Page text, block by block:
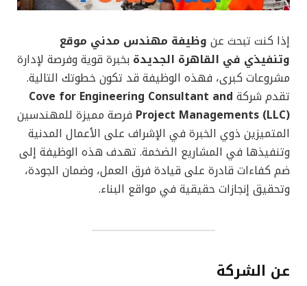
إذا كنت تبحث عن وظيفة مهندس مدني موقع
وتنفيذي في القاهرة الجديدة بخبرة قوية وفرصة لإدارة
مشروعات كبرى، فهذه الوظيفة قد تكون خطوتك التالية.
تقدم شركة Cove for Engineering Consultant and
Project Managements (LLC) فرصة مميزة للمهندسين
المتميزين ذوي الخبرة في الإشراف على الأعمال المدنية
وتنفيذها في المشاريع الضخمة. تهدف هذه الوظيفة إلى
ضم كفاءات قادرة على قيادة فرق العمل، وضمان الجودة،
وتحقيق إنجازات حقيقية في مواقع البناء.
عن الشركة